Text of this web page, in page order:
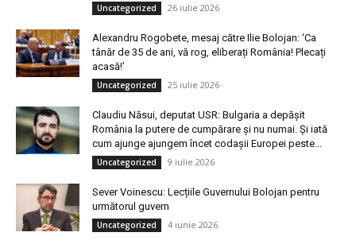
Uncategorized 26 iulie 2026
Alexandru Rogobete, mesaj către Ilie Bolojan: ‘Ca
tânăr de 35 de ani, vă rog, eliberați România! Plecați
acasă!’
Uncategorized 25 iulie 2026
Claudiu Năsui, deputat USR: Bulgaria a depășit
România la putere de cumpărare și nu numai. Și iată
cum ajunge ajungem încet codașii Europei peste...
Uncategorized 9 iulie 2026
Sever Voinescu: Lecțiile Guvernului Bolojan pentru
următorul guvern
Uncategorized 4 iunie 2026